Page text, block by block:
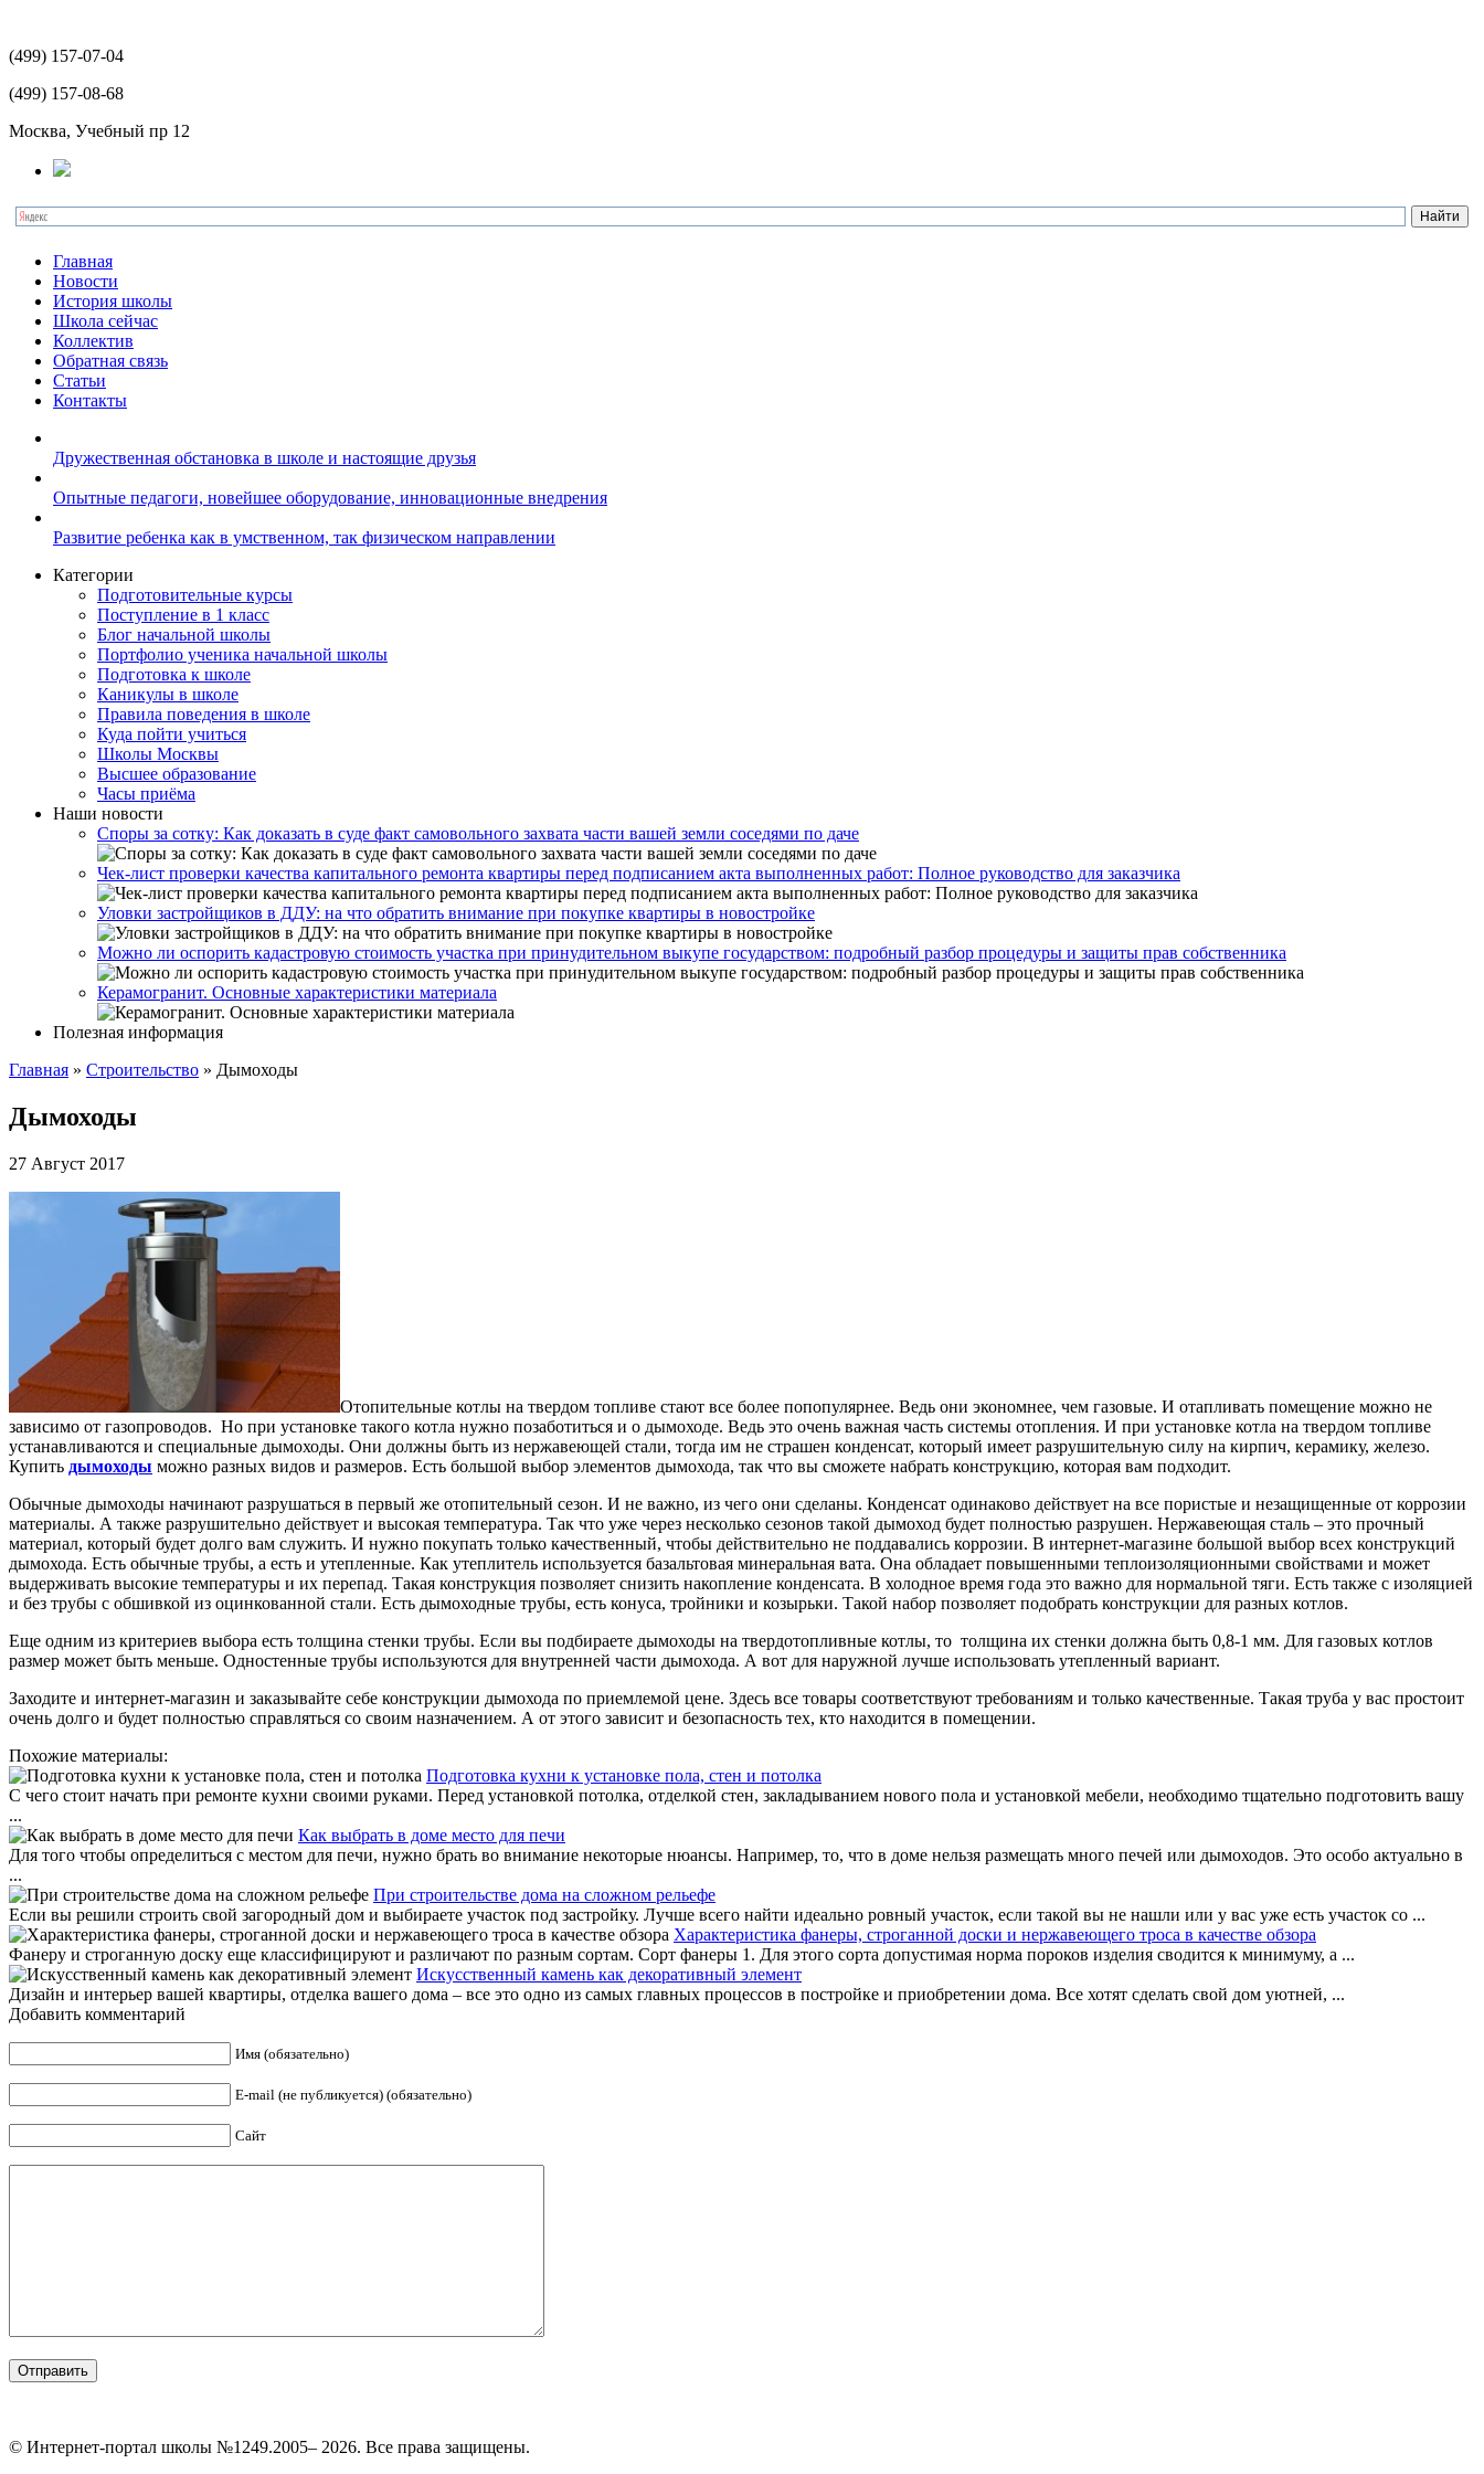
(499) 157-07-04
(499) 157-08-68
Москва, Учебный пр 12
Главная
Новости
История школы
Школа сейчас
Коллектив
Обратная связь
Статьи
Контакты
Дружественная обстановка в школе и настоящие друзья
Опытные педагоги, новейшее оборудование, инновационные внедрения
Развитие ребенка как в умственном, так физическом направлении
Категории
Подготовительные курсы
Поступление в 1 класс
Блог начальной школы
Портфолио ученика начальной школы
Подготовка к школе
Каникулы в школе
Правила поведения в школе
Куда пойти учиться
Школы Москвы
Высшее образование
Часы приёма
Наши новости
Споры за сотку: Как доказать в суде факт самовольного захвата части вашей земли соседями по даче
Чек-лист проверки качества капитального ремонта квартиры перед подписанием акта выполненных работ: Полное руководство для заказчика
Уловки застройщиков в ДДУ: на что обратить внимание при покупке квартиры в новостройке
Можно ли оспорить кадастровую стоимость участка при принудительном выкупе государством: подробный разбор процедуры и защиты прав собственника
Керамогранит. Основные характеристики материала
Полезная информация
Главная » Строительство » Дымоходы
Дымоходы
27 Август 2017
Отопительные котлы на твердом топливе стают все более попопулярнее. Ведь они экономнее, чем газовые. И отапливать помещение можно не
зависимо от газопроводов. Но при установке такого котла нужно позаботиться и о дымоходе. Ведь это очень важная часть системы отопления. И при установке котла на твердом топливе
устанавливаются и специальные дымоходы. Они должны быть из нержавеющей стали, тогда им не страшен конденсат, который имеет разрушительную силу на кирпич, керамику, железо.
Купить дымоходы можно разных видов и размеров. Есть большой выбор элементов дымохода, так что вы сможете набрать конструкцию, которая вам подходит.
Обычные дымоходы начинают разрушаться в первый же отопительный сезон. И не важно, из чего они сделаны. Конденсат одинаково действует на все пористые и незащищенные от коррозии
материалы. А также разрушительно действует и высокая температура. Так что уже через несколько сезонов такой дымоход будет полностью разрушен. Нержавеющая сталь – это прочный
материал, который будет долго вам служить. И нужно покупать только качественный, чтобы действительно не поддавались коррозии. В интернет-магазине большой выбор всех конструкций
дымохода. Есть обычные трубы, а есть и утепленные. Как утеплитель используется базальтовая минеральная вата. Она обладает повышенными теплоизоляционными свойствами и может
выдерживать высокие температуры и их перепад. Такая конструкция позволяет снизить накопление конденсата. В холодное время года это важно для нормальной тяги. Есть также с изоляцией
и без трубы с обшивкой из оцинкованной стали. Есть дымоходные трубы, есть конуса, тройники и козырьки. Такой набор позволяет подобрать конструкции для разных котлов.
Еще одним из критериев выбора есть толщина стенки трубы. Если вы подбираете дымоходы на твердотопливные котлы, то толщина их стенки должна быть 0,8-1 мм. Для газовых котлов
размер может быть меньше. Одностенные трубы используются для внутренней части дымохода. А вот для наружной лучше использовать утепленный вариант.
Заходите и интернет-магазин и заказывайте себе конструкции дымохода по приемлемой цене. Здесь все товары соответствуют требованиям и только качественные. Такая труба у вас простоит
очень долго и будет полностью справляться со своим назначением. А от этого зависит и безопасность тех, кто находится в помещении.
Похожие материалы:
Подготовка кухни к установке пола, стен и потолка
С чего стоит начать при ремонте кухни своими руками. Перед установкой потолка, отделкой стен, закладыванием нового пола и установкой мебели, необходимо тщательно подготовить вашу
...
Как выбрать в доме место для печи
Для того чтобы определиться с местом для печи, нужно брать во внимание некоторые нюансы. Например, то, что в доме нельзя размещать много печей или дымоходов. Это особо актуально в
...
При строительстве дома на сложном рельефе
Если вы решили строить свой загородный дом и выбираете участок под застройку. Лучше всего найти идеально ровный участок, если такой вы не нашли или у вас уже есть участок со ...
Характеристика фанеры, строганной доски и нержавеющего троса в качестве обзора
Фанеру и строганную доску еще классифицируют и различают по разным сортам. Сорт фанеры 1. Для этого сорта допустимая норма пороков изделия сводится к минимуму, а ...
Искусственный камень как декоративный элемент
Дизайн и интерьер вашей квартиры, отделка вашего дома – все это одно из самых главных процессов в постройке и приобретении дома. Все хотят сделать свой дом уютней, ...
Добавить комментарий
Имя (обязательно)
E-mail (не публикуется) (обязательно)
Сайт
© Интернет-портал школы №1249.2005– 2026. Все права защищены.